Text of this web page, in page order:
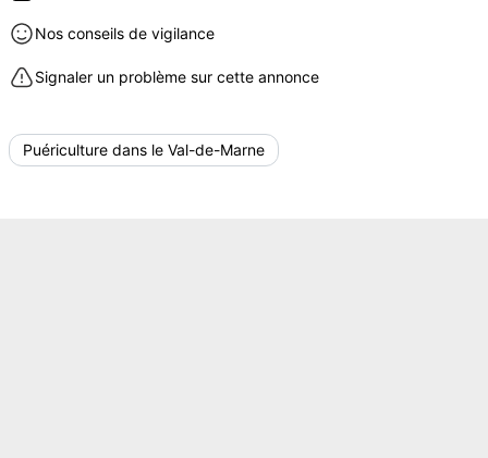
Nos conseils de vigilance
Signaler un problème sur cette annonce
Puériculture dans le Val-de-Marne